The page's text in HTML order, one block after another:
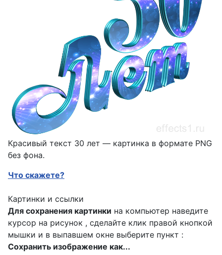
Красивый текст 30 лет — картинка в формате PNG
без фона.
Что скажете?
Картинки и ссылки
Для сохранения картинки на компьютер наведите
курсор на рисунок , сделайте клик правой кнопкой
мышки и в выпавшем окне выберите пункт :
Сохранить изображение как...